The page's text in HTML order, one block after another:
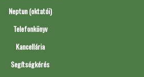
Neptun (oktatói)
Telefonkönyv
Kancellária
Segítségkérés